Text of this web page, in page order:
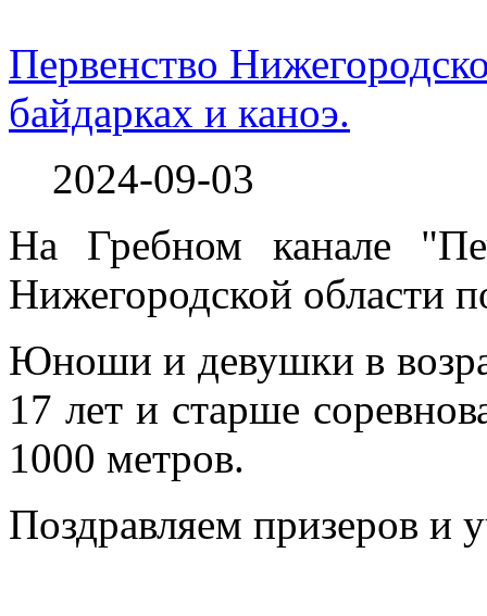
Первенство
байдарках и каноэ.
2024-09-03
На Гребном канале
Нижегородской области
Юноши и девушки в
17 лет и старше
1000 метров.
Поздравляем призеров и